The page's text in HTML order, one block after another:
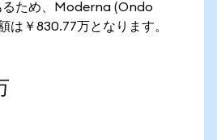
るため、Moderna (Ondo
は￥830.77万となります。